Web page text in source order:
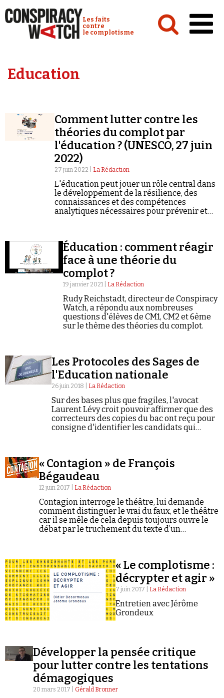
Conspiracy Watch :
Les faits
contre
le complotisme
Analyses
Vidéos
Émissions
Revues de presse
Newsletter
Faire un don
Demander à Vera
Education
Comment lutter contre les
théories du complot par
l'éducation ? (UNESCO, 27 juin
2022)
27 juin 2022 | La Rédaction
L'éducation peut jouer un rôle central dans
le développement de la résilience, des
connaissances et des compétences
analytiques nécessaires pour prévenir et
Éducation : comment réagir
face à une théorie du
complot ?
19 janvier 2021 | La Rédaction
Rudy Reichstadt, directeur de Conspiracy
Watch, a répondu aux nombreuses
questions d'élèves de CM1, CM2 et 6ème
sur le thème des théories du complot.
Les Protocoles des Sages de
l'Education nationale
26 juin 2018 | La Rédaction
Sur des bases plus que fragiles, l'avocat
Laurent Lévy croit pouvoir affirmer que des
correcteurs des copies du bac ont reçu pour
consigne d'identifier les candidats qui
« Contagion » de François
Bégaudeau
12 juin 2017 | La Rédaction
Contagion interroge le théâtre, lui demande
comment distinguer le vrai du faux, et le théâtre
car il se mêle de cela depuis toujours ouvre le
débat par le truchement du texte d’un
« Le complotisme :
décrypter et agir »
7 juin 2017 | La Rédaction
Entretien avec Jérôme
Grondeux
Développer la pensée critique
pour lutter contre les tentations
démagogiques
20 mars 2017 | Gérald Bronner